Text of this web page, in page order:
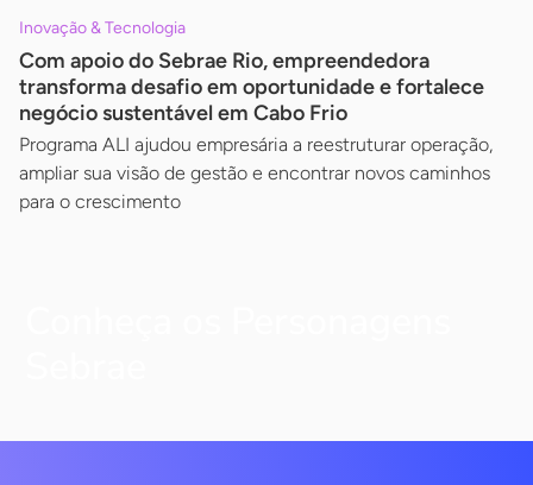
Inovação & Tecnologia
Com apoio do Sebrae Rio, empreendedora
transforma desafio em oportunidade e fortalece
negócio sustentável em Cabo Frio
Programa ALI ajudou empresária a reestruturar operação,
ampliar sua visão de gestão e encontrar novos caminhos
para o crescimento